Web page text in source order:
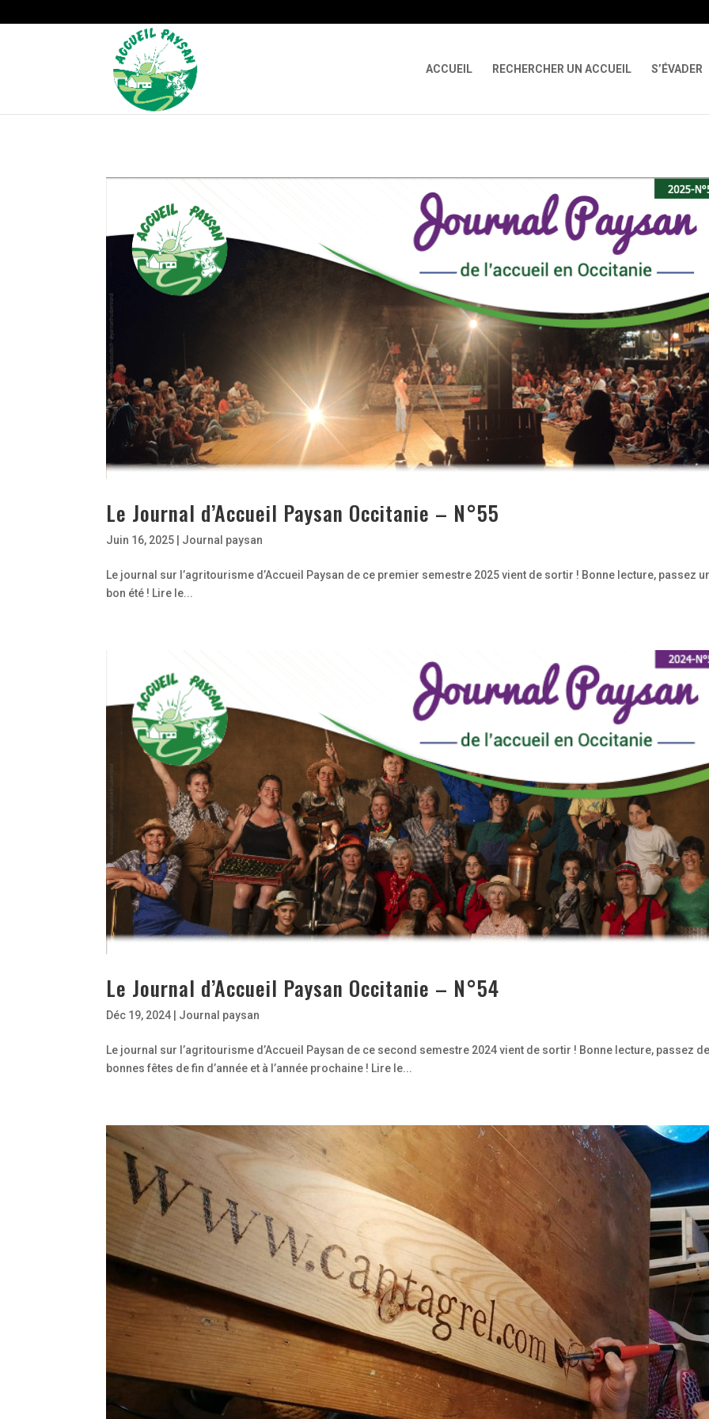
ACCUEIL RECHERCHER UN ACCUEIL S’ÉVADER
Le Journal d’Accueil Paysan Occitanie – N°55
Juin 16, 2025 Journal paysan
Le journal sur l’agritourisme d’Accueil Paysan de ce premier semestre 2025 vient de sortir ! Bonne lecture, passez
bon été ! Lire le...
Le Journal d’Accueil Paysan Occitanie – N°54
Déc 19, 2024 Journal paysan
Le journal sur l’agritourisme d’Accueil Paysan de ce second semestre 2024 vient de sortir ! Bonne lecture, passez
bonnes fêtes de fin d’année et à l’année prochaine ! Lire le...